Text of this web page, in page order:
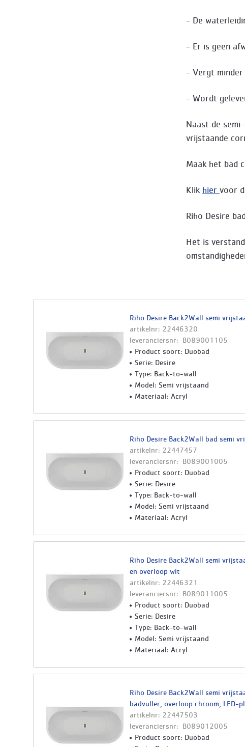
- De
- Er is geen
- Vergt
- Wordt
Naast de
vrijstaande
Maak het bad
Klik hier voor
Riho Desire
Het is
Riho Desire Back2Wall semi
artikelnr: 22446320
leveranciersnr: B089001105
Product soort: Duobad
Serie: Desire
Type: Back-to-wall
Model: Semi vrijstaand
Materiaal: Acryl
Riho Desire Back2Wall bad semi
artikelnr: 22447457
leveranciersnr: B089001005
Product soort: Duobad
Serie: Desire
Type: Back-to-wall
Model: Semi vrijstaand
Materiaal: Acryl
Riho Desire Back2Wall semi
en overloop wit
artikelnr: 22446321
leveranciersnr: B089011005
Product soort: Duobad
Serie: Desire
Type: Back-to-wall
Model: Semi vrijstaand
Materiaal: Acryl
Riho Desire Back2Wall semi
badvuller, overloop chroom, LED-
artikelnr: 22447503
leveranciersnr: B089012005
Product soort: Duobad